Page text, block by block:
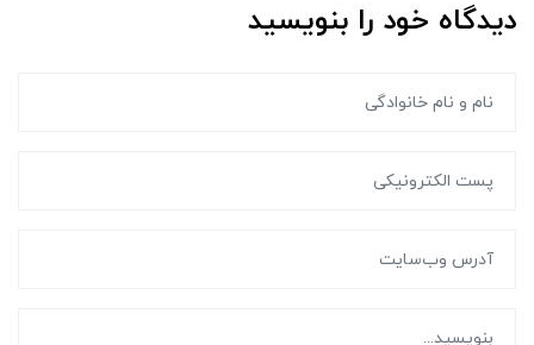
دیدگاه خود را بنویسید